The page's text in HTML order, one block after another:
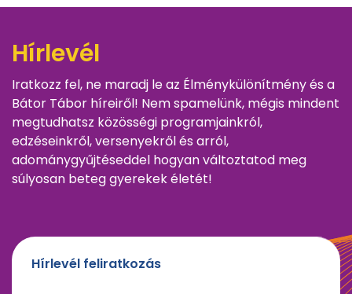
Hírlevél
Iratkozz fel, ne maradj le az Élménykülönítmény és a
Bátor Tábor híreiről! Nem spamelünk, mégis mindent
megtudhatsz közösségi programjainkról,
edzéseinkről, versenyekről és arról,
adománygyűjtéseddel hogyan változtatod meg
súlyosan beteg gyerekek életét!
Hírlevél feliratkozás